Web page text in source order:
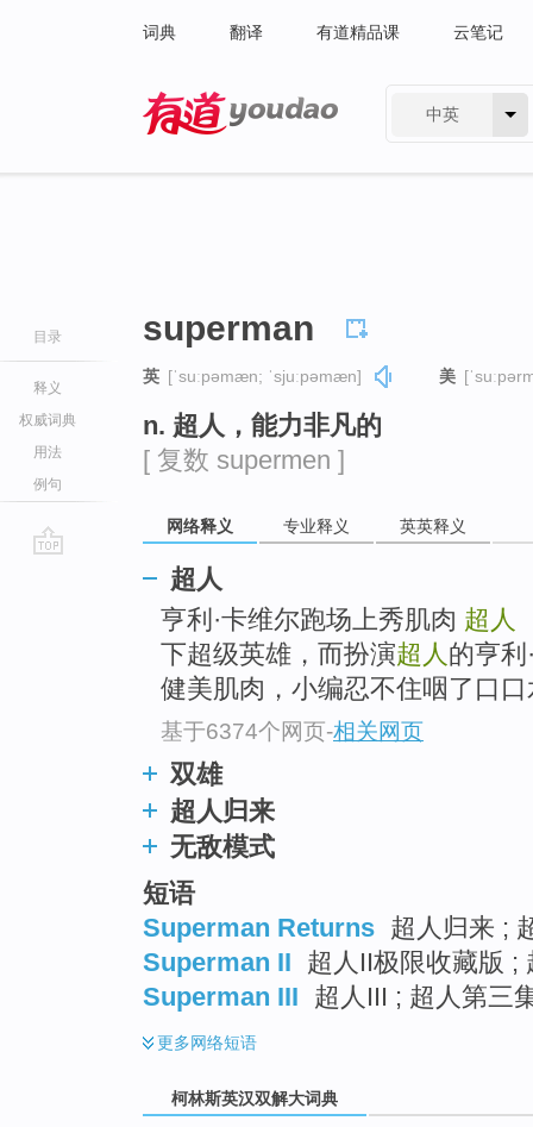
词典 翻译 有道精品课 云笔记
中英
目录
释义
权威词典
用法
例句
superman
英 [ˈsuːpəmæn; ˈsjuːpəmæn] 美
n. 超人，能力非凡的
[ 复数 supermen ]
网络释义 专业释义 英英释义
超人
亨利·卡维尔跑场上秀肌肉 超人
下超级英雄，而扮演超人的亨
健美肌肉，小编忍不住咽了口
基于6374个网页-相关网页
双雄
超人归来
无敌模式
短语
Superman Returns 超人归来 ;
Superman II 超人II极限收藏版 ;
Superman III 超人III ; 超人第三
更多网络短语
柯林斯英汉双解大词典